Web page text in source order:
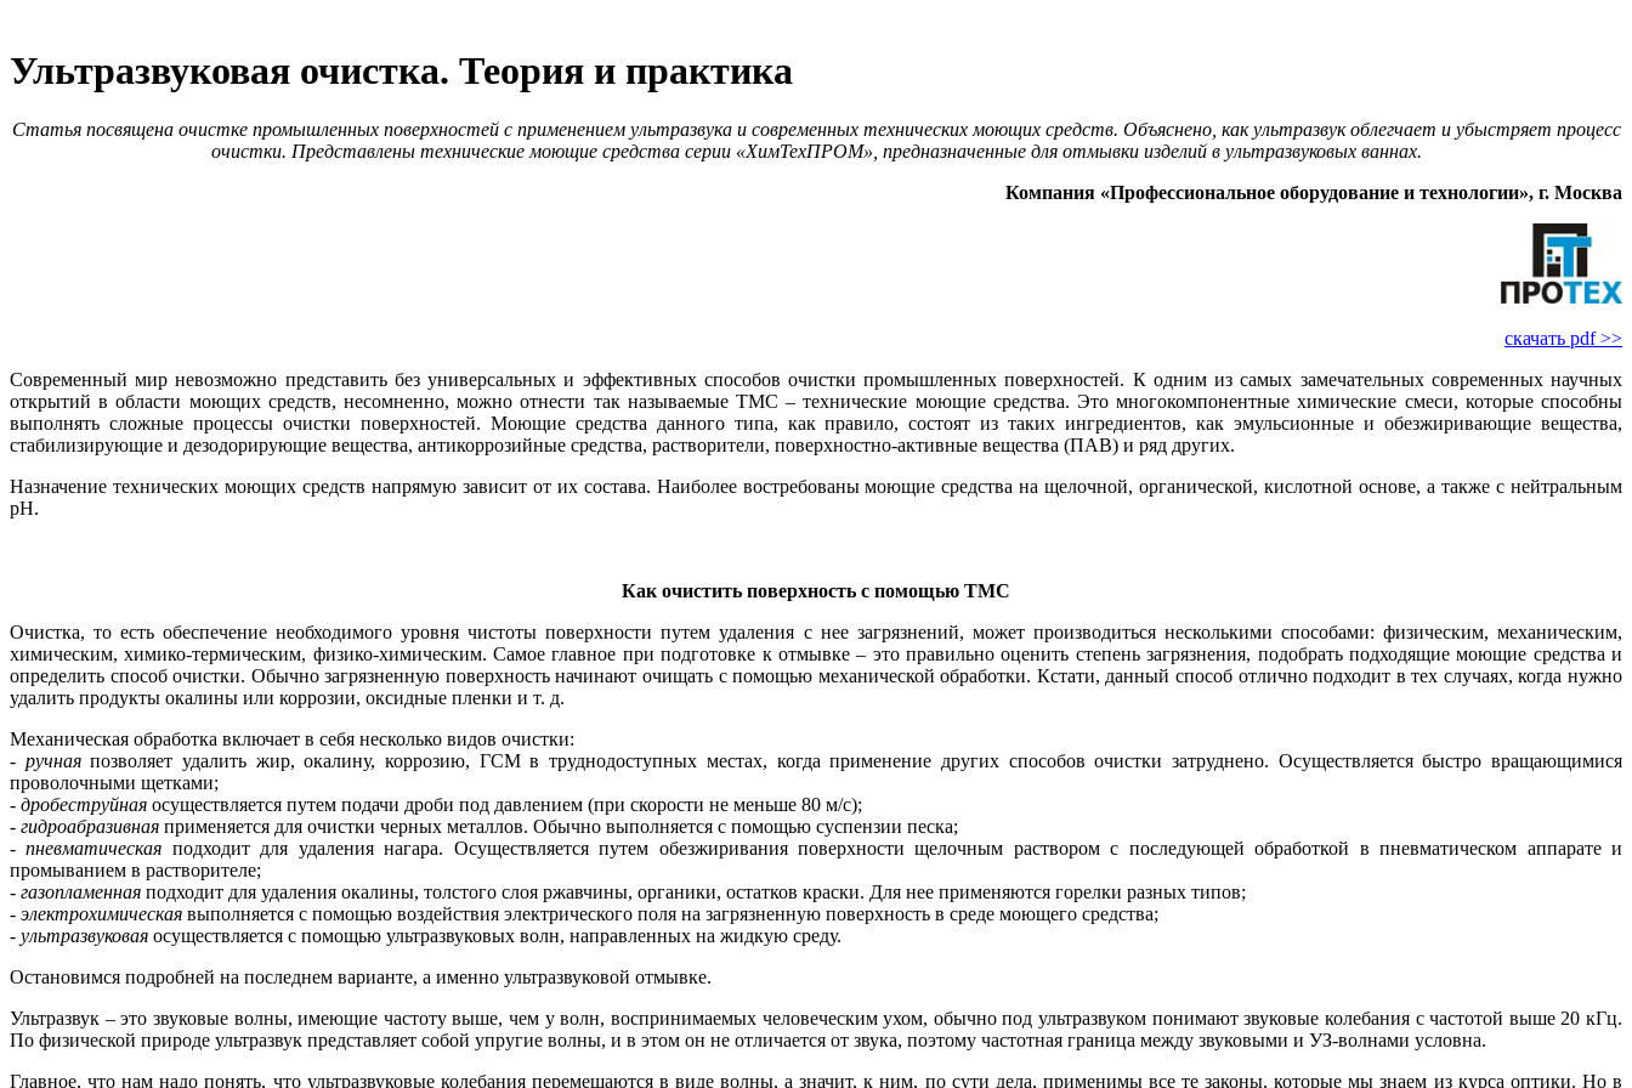
Ультразвуковая очистка. Теория и практика
Статья посвящена очистке промышленных поверхностей с применением ультразвука и современных технических моющих средств. Объяснено, как ультразвук облегчает и убыстряет процесс
очистки. Представлены технические моющие средства серии «ХимТехПРОМ», предназначенные для отмывки изделий в ультразвуковых ваннах.
Компания «Профессиональное оборудование и технологии», г. Москва
скачать pdf >>
Современный мир невозможно представить без универсальных и эффективных способов очистки промышленных поверхностей. К одним из самых замечательных современных научных
открытий в области моющих средств, несомненно, можно отнести так называемые ТМС – технические моющие средства. Это многокомпонентные химические смеси, которые способны
выполнять сложные процессы очистки поверхностей. Моющие средства данного ти­па, как правило, состоят из таких ингредиентов, как эмульсионные и обезжиривающие вещества,
стабилизирующие и дезодорирующие вещества, антикоррозийные средства, растворители, поверхностно-активные вещества (ПАВ) и ряд других.
Назначение технических моющих средств напрямую зависит от их состава. Наиболее востребованы моющие средства на щелочной, органической, кислотной основе, а также с нейтральным
pH.
Как очистить поверхность с помощью ТМС
Очистка, то есть обеспечение необходимого уровня чистоты поверхности путем удаления с нее загрязнений, может производиться несколькими способами: физическим, механическим,
химическим, химико-термическим, физико-химическим. Самое главное при подготовке к отмывке – это правильно оценить степень загрязнения, подобрать подходящие моющие средства и
определить способ очистки. Обычно загрязненную поверхность начинают очищать с помощью механической обработки. Кстати, данный способ отлично подходит в тех случаях, когда нужно
удалить продукты окалины или коррозии, оксидные пленки и т. д.
Механическая обработка включает в се­бя несколько видов очистки:
- ручнаяпозволяет удалить жир, окалину, коррозию, ГСМ в труднодоступных местах, когда применение других способов очистки затруднено. Осуществляется быстро вращающимися
проволочными щетками;
- дробеструйная осуществляется путем подачи дроби под давлением (при скорости не меньше 80 м/с);
- гидроабразивная применяется для очистки черных металлов. Обычно выполняется с помощью суспензии песка;
- пневматическая подходит для удаления нагара. Осуществляется путем обезжиривания поверхности щелочным раствором с последующей обработкой в пневматическом аппарате и
промыванием в растворителе;
- газопламенная подходит для удаления окалины, толстого слоя ржавчины, органики, остатков краски. Для нее применяются горелки разных типов;
- электрохимическая выполняется с помощью воздействия электрического по­ля на загрязненную поверхность в среде моющего средства;
- ультразвуковая осуществляется с помощью ультразвуковых волн, направленных на жидкую среду.
Остановимся подробней на последнем варианте, а именно ультразвуковой отмывке.
Ультразвук – это звуковые волны, имеющие частоту вы­ше, чем у волн, воспринимаемых человеческим ухом, обычно под ультразвуком понимают звуковые колебания с частотой вы­ше 20 кГц.
По физической природе ультразвук представляет собой упругие волны, и в этом он не отличается от звука, поэтому частотная граница между звуковыми и УЗ-волнами условна.
Главное, что нам надо понять, что ультразвуковые колебания перемещаются в ви­де волны, а значит, к ним, по су­ти де­ла, применимы все те законы, которые мы знаем из курса оптики. Но в